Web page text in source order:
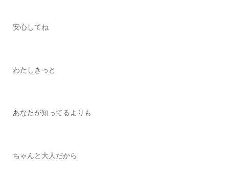
安心してね
わたしきっと
あなたが知ってるよりも
ちゃんと大人だから